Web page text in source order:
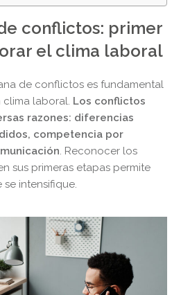
conflictos: primer
el clima laboral
de conflictos es fundamental
clima laboral. Los conflictos
razones: diferencias
competencia por
. Reconocer los
sus primeras etapas permite
intensifique.